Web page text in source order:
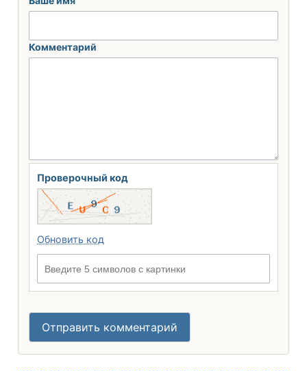
Комментарий
Проверочный код
Обновить код
Отправить комментарий